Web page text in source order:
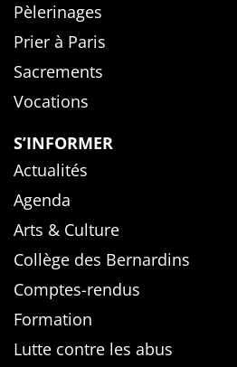
Pèlerinages
Prier à Paris
Sacrements
Vocations
S’INFORMER
Actualités
Agenda
Arts & Culture
Collège des Bernardins
Comptes-rendus
Formation
Lutte contre les abus